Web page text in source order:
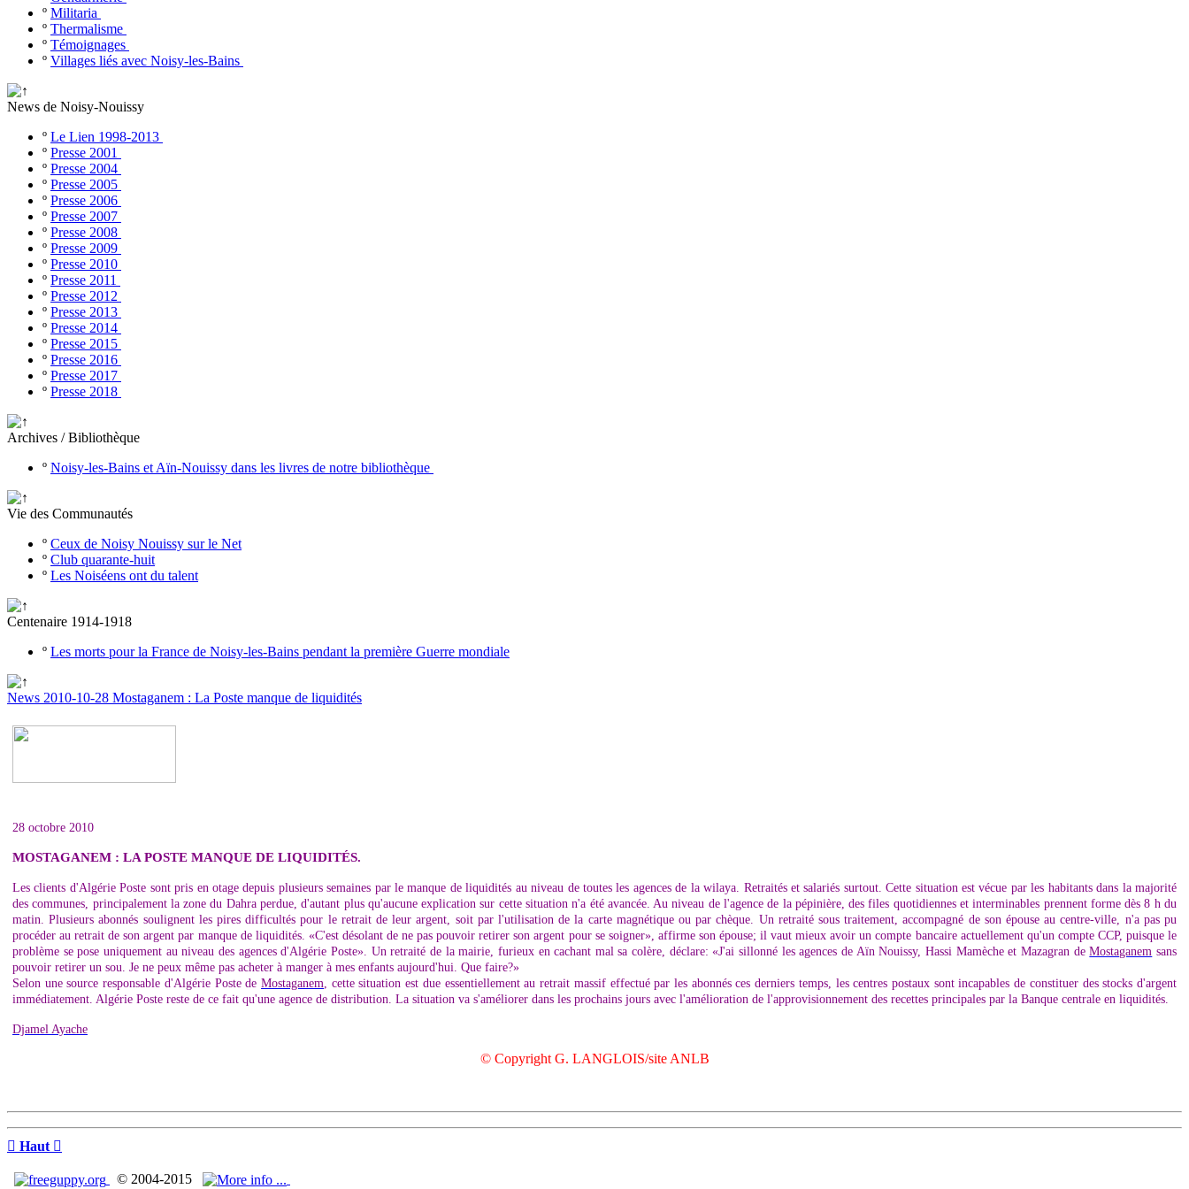
º Militaria
º Thermalisme
º Témoignages
º Villages liés avec Noisy-les-Bains
News de Noisy-Nouissy
º Le Lien 1998-2013
º Presse 2001
º Presse 2004
º Presse 2005
º Presse 2006
º Presse 2007
º Presse 2008
º Presse 2009
º Presse 2010
º Presse 2011
º Presse 2012
º Presse 2013
º Presse 2014
º Presse 2015
º Presse 2016
º Presse 2017
º Presse 2018
Archives / Bibliothèque
º Noisy-les-Bains et Aïn-Nouissy dans les livres de notre bibliothèque
Vie des Communautés
º Ceux de Noisy Nouissy sur le Net
º Club quarante-huit
º Les Noiséens ont du talent
Centenaire 1914-1918
º Les morts pour la France de Noisy-les-Bains pendant la première Guerre mondiale
News 2010-10-28 Mostaganem : La Poste manque de liquidités
28 octobre 2010
MOSTAGANEM : LA POSTE MANQUE DE LIQUIDITÉS.
Les clients d'Algérie Poste sont pris en otage depuis plusieurs semaines par le manque de liquidités au niveau de toutes les agences de la wilaya. Retraités et salariés surtout. Cette situation est vécue par les habitants dans la majorité
des communes, principalement la zone du Dahra perdue, d'autant plus qu'aucune explication sur cette situation n'a été avancée. Au niveau de l'agence de la pépinière, des files quotidiennes et interminables prennent forme dès 8 h du
matin. Plusieurs abonnés soulignent les pires difficultés pour le retrait de leur argent, soit par l'utilisation de la carte magnétique ou par chèque. Un retraité sous traitement, accompagné de son épouse au centre-ville, n'a pas pu
procéder au retrait de son argent par manque de liquidités. «C'est désolant de ne pas pouvoir retirer son argent pour se soigner», affirme son épouse; il vaut mieux avoir un compte bancaire actuellement qu'un compte CCP, puisque le
problème se pose uniquement au niveau des agences d'Algérie Poste». Un retraité de la mairie, furieux en cachant mal sa colère, déclare: «J'ai sillonné les agences de Aïn Nouissy, Hassi Mamèche et Mazagran deMostaganem sans
pouvoir retirer un sou. Je ne peux même pas acheter à manger à mes enfants aujourd'hui. Que faire?»
Selon une source responsable d'Algérie Poste deMostaganem, cette situation est due essentiellement au retrait massif effectué par les abonnés ces derniers temps, les centres postaux sont incapables de constituer des stocks d'argent
immédiatement. Algérie Poste reste de ce fait qu'une agence de distribution. La situation va s'améliorer dans les prochains jours avec l'amélioration de l'approvisionnement des recettes principales par la Banque centrale en liquidités.
Djamel Ayache
© Copyright G. LANGLOIS/site ANLB
 Haut 
© 2004-2015